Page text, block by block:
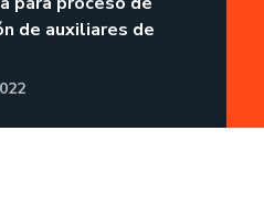
de auxiliares de